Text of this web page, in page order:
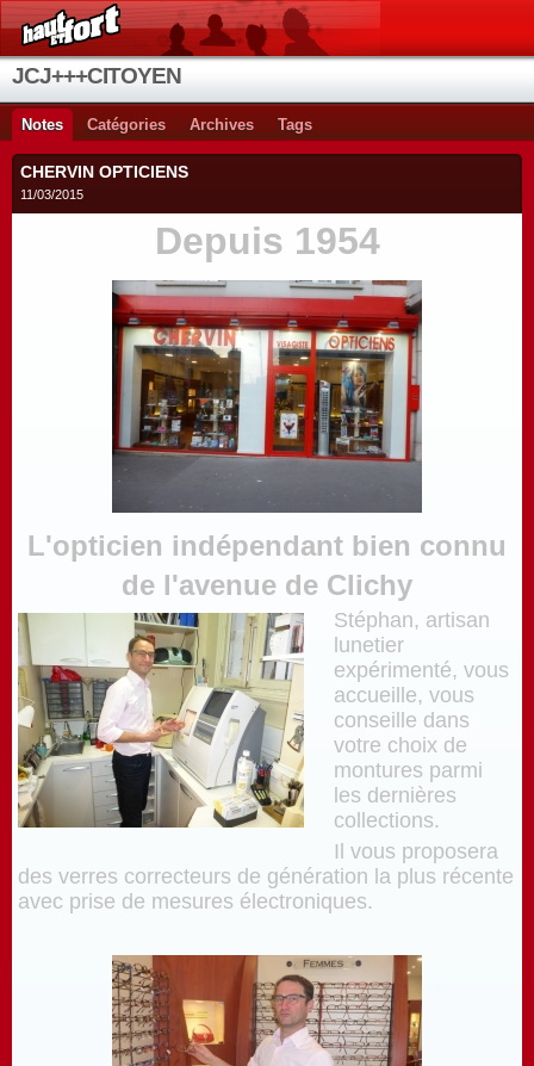
JCJ+++CITOYEN
Notes Catégories Archives Tags
CHERVIN OPTICIENS
11/03/2015
Depuis 1954
L'opticien indépendant bien connu
de l'avenue de Clichy
Stéphan, artisan
lunetier
expérimenté, vous
accueille, vous
conseille dans
votre choix de
montures parmi
les dernières
collections.
Il vous proposera
des verres correcteurs de génération la plus récente
avec prise de mesures électroniques.